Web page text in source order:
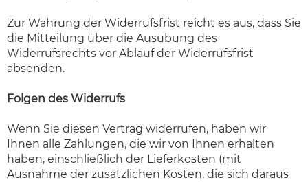
Zur Wahrung der Widerrufsfrist reicht es aus, dass Sie
die Mitteilung über die Ausübung des
Widerrufsrechts vor Ablauf der Widerrufsfrist
absenden.
Folgen des Widerrufs
Wenn Sie diesen Vertrag widerrufen, haben wir
Ihnen alle Zahlungen, die wir von Ihnen erhalten
haben, einschließlich der Lieferkosten (mit
Ausnahme der zusätzlichen Kosten, die sich daraus